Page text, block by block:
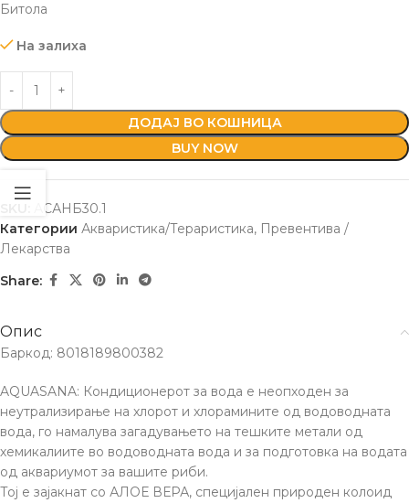
Битола
На залиха
ДОДАЈ ВО КОШНИЦА
BUY NOW
АСАНБ30.1
Категории Акваристика/Тераристика, Превентива /
Лекарства
Share:
Опис
Баркод: 8018189800382
AQUASANA: Кондиционерот за вода е неопходен за
неутрализирање на хлорот и хлорамините од водоводната
вода, го намалува загадувањето на тешките метали од
хемикалиите во водоводната вода и за подготовка на водата
од аквариумот за вашите риби.
Тој е зајакнат со АЛОЕ ВЕРА, специјален природен колоид